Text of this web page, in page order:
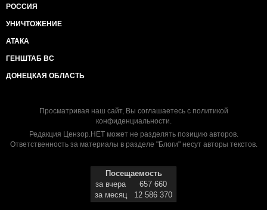
РОССИЯ
УНИЧТОЖЕНИЕ
АТАКА
ГЕНШТАБ ВС
ДОНЕЦКАЯ ОБЛАСТЬ
Просматривая наш сайт, Вы соглашаетесь с политикой
конфиденциальности.
Редакция Цензор.НЕТ может не разделять позицию авторов.
Ответственность за материалы в разделе "Блоги" несут авторы текстов.
Посещаемость
за вчера
657 660
за месяц
12 586 370